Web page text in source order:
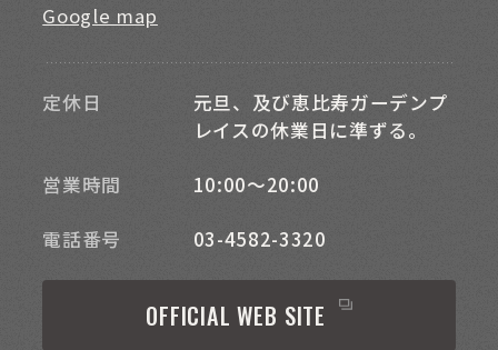
Google map
定休日
元旦、及び恵比寿ガーデンプ
レイスの休業日に準ずる。
営業時間 10:00～20:00
電話番号 03-4582-3320
OFFICIAL WEB SITE